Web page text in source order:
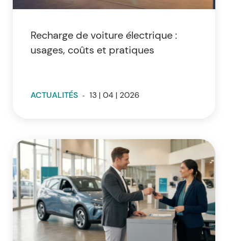
Recharge de voiture électrique :
usages, coûts et pratiques
ACTUALITÉS - 13 | 04 | 2026